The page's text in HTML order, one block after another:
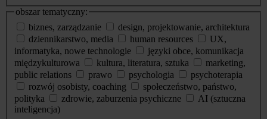
obszar tematyczny:
biznes, zarządzanie
design, projektowanie, architektura
dziennikarstwo, media
human resources
UX,
informatyka, nowe technologie
języki obce, komunikacja
międzykulturowa
kultura, literatura, sztuka
marketing,
public relations
prawo psychologia
psychoterapia
rozwój osobisty, coaching
społeczeństwo, państwo,
polityka
zdrowie, zaburzenia psychiczne
AI (sztuczna
inteligencja)